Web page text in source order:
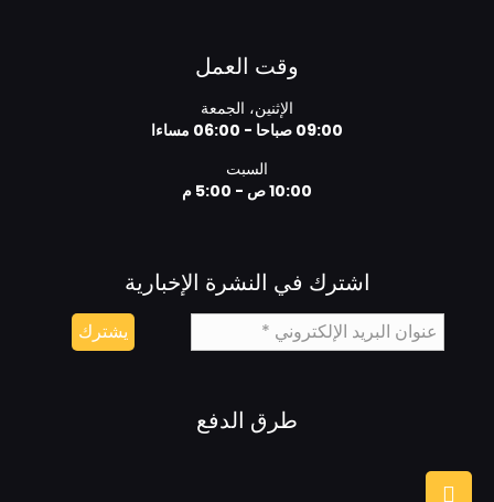
وقت العمل
الإثنين، الجمعة
09:00 صباحا - 06:00 مساءا
السبت
10:00 ص - 5:00 م
اشترك في النشرة الإخبارية
طرق الدفع